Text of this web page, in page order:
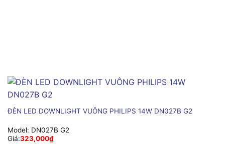
ĐÈN LED DOWNLIGHT VUÔNG PHILIPS 14W DN027B G2
Model: DN027B G2
Giá:323,000₫